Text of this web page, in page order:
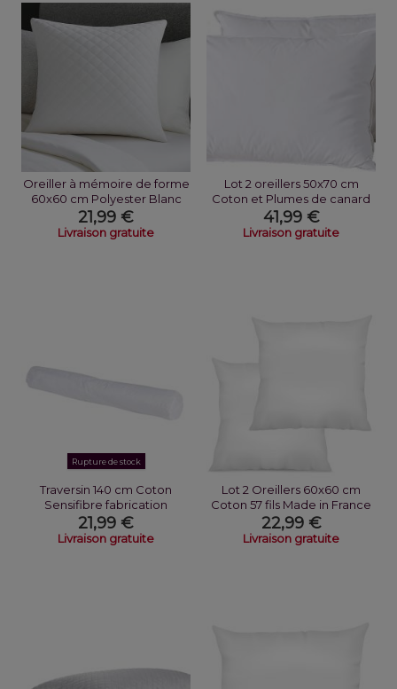
Oreiller à mémoire de forme
60x60 cm Polyester Blanc
21,99 €
Livraison gratuite
Lot 2 oreillers 50x70 cm
Coton et Plumes de canard
Blanc
41,99 €
Livraison gratuite
Rupture de stock
Traversin 140 cm Coton
Sensifibre fabrication
Française
21,99 €
Livraison gratuite
Lot 2 Oreillers 60x60 cm
Coton 57 fils Made in France
22,99 €
Livraison gratuite